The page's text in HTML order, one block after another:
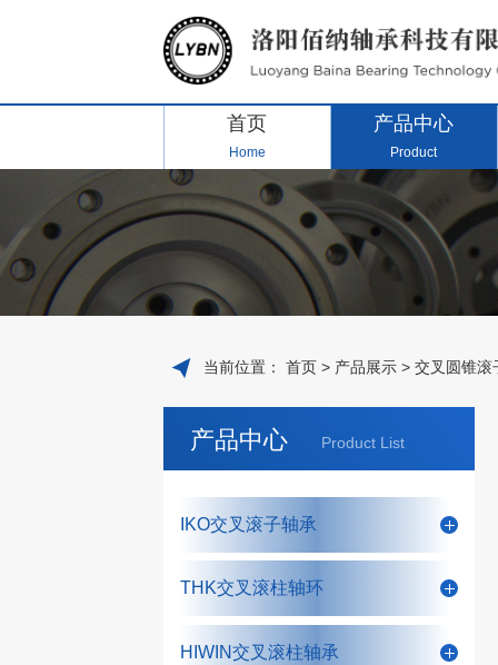
首页
Home
产品中心
Product
当前位置： 首页> 产品展示> 交叉圆锥滚
产品中心 Product List
IKO交叉滚子轴承
THK交叉滚柱轴环
HIWIN交叉滚柱轴承